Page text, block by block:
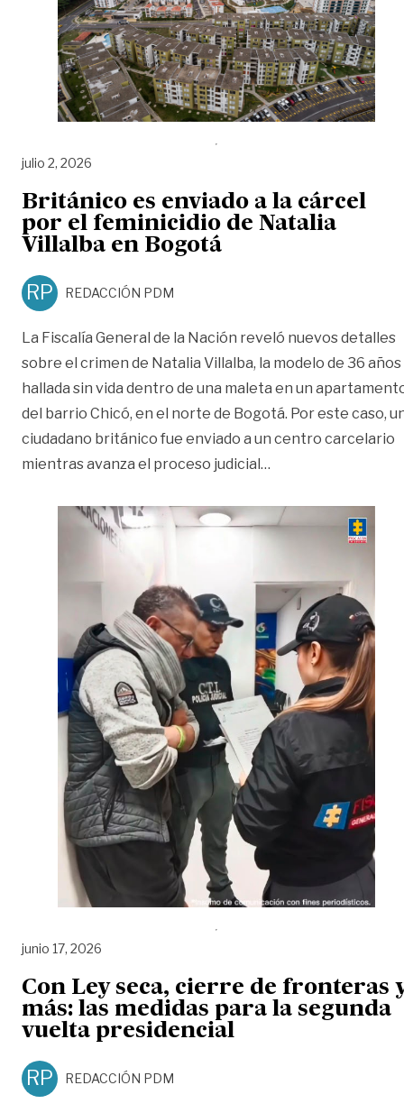
julio 2, 2026
Británico es enviado a la cárcel
por el feminicidio de Natalia
Villalba en Bogotá
RP REDACCIÓN PDM
La Fiscalía General de la Nación reveló nuevos detalles
sobre el crimen de Natalia Villalba, la modelo de 36 años
hallada sin vida dentro de una maleta en un
del barrio Chicó, en el norte de Bogotá. Por este caso,
ciudadano británico fue enviado a un centro carcelario
mientras avanza el proceso judicial…
junio 17, 2026
Con Ley seca, cierre de fronteras
más: las medidas para la segunda
vuelta presidencial
RP REDACCIÓN PDM